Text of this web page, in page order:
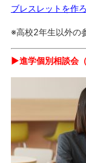
ブレスレットを作
※高校2年生以外の
▶︎進学個別相談会